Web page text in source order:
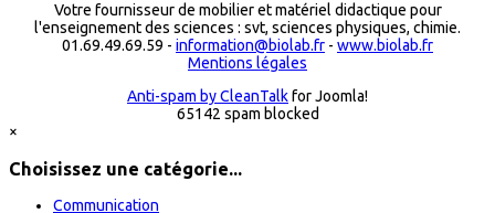
Votre fournisseur de mobilier et matériel didactique pour
l'enseignement des sciences : svt, sciences physiques, chimie.
01.69.49.69.59 - information@biolab.fr - www.biolab.fr
Mentions légales
Anti-spam by CleanTalkfor Joomla!
65142 spam blocked
×
Choisissez une catégorie...
Communication